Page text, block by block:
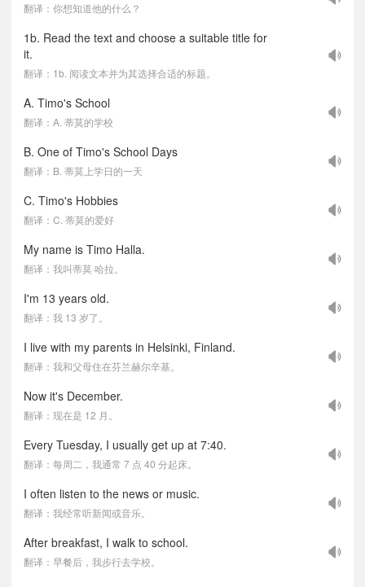
翻译：你想知道他的什么？
1b. Read the text and choose a suitable title for
it.
翻译：1b. 阅读文本并为其选择合适的标题。
A. Timo's School
翻译：A. 蒂莫的学校
B. One of Timo's School Days
翻译：B. 蒂莫上学日的一天
C. Timo's Hobbies
翻译：C. 蒂莫的爱好
My name is Timo Halla.
翻译：我叫蒂莫·哈拉。
I'm 13 years old.
翻译：我 13 岁了。
I live with my parents in Helsinki, Finland.
翻译：我和父母住在芬兰赫尔辛基。
Now it's December.
翻译：现在是 12 月。
Every Tuesday, I usually get up at 7:40.
翻译：每周二，我通常 7 点 40 分起床。
I often listen to the news or music.
翻译：我经常听新闻或音乐。
After breakfast, I walk to school.
翻译：早餐后，我步行去学校。